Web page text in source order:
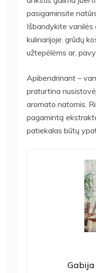
pasigaminsite
Išbandykite
kulinarijoje: grūdų
užtepėlėms ar,
Apibendrinant –
praturtina
aromato natomis.
pagamintą
patiekalas būtų